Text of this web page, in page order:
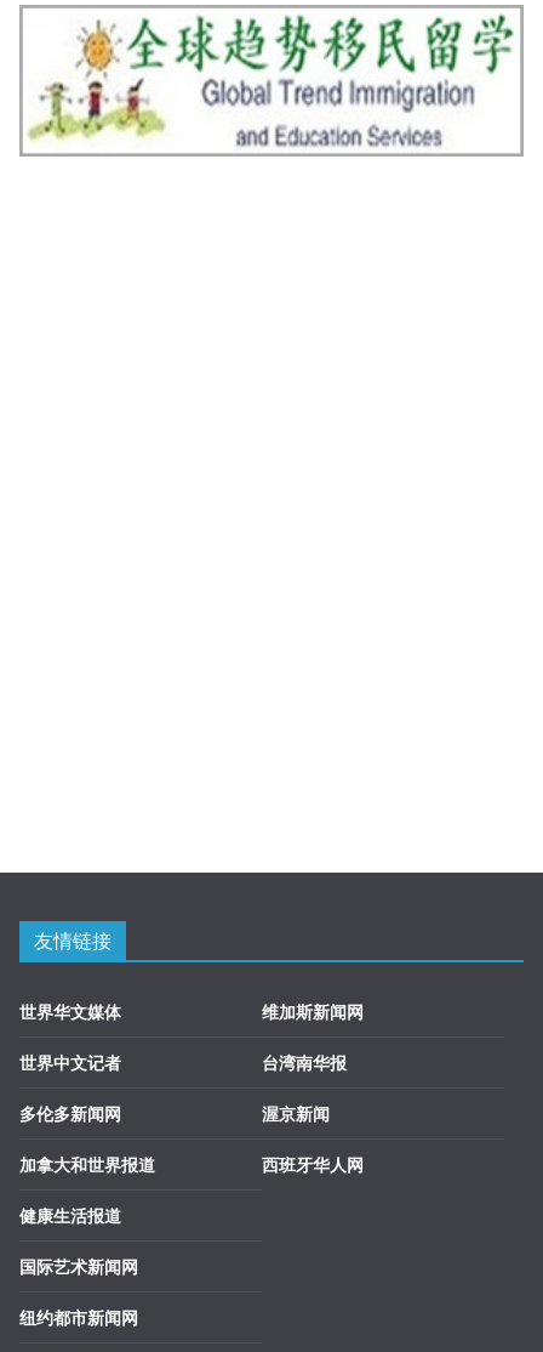
友情链接
世界华文媒体
世界中文记者
多伦多新闻网
加拿大和世界报道
健康生活报道
国际艺术新闻网
纽约都市新闻网
维加斯新闻网
台湾南华报
渥京新闻
西班牙华人网